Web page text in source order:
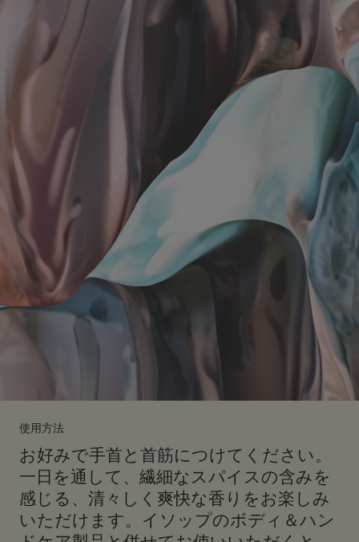
使用方法
お好みで手首と首筋につけてください。
一日を通して、繊細なスパイスの含みを
感じる、清々しく爽快な香りをお楽しみ
いただけます。イソップのボディ＆ハン